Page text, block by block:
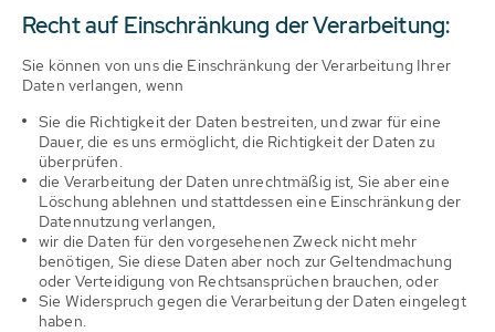
Recht auf Einschränkung der Verarbeitung:
Sie können von uns die Einschränkung der Verarbeitung Ihrer
Daten verlangen, wenn
Sie die Richtigkeit der Daten bestreiten, und zwar für eine
Dauer, die es uns ermöglicht, die Richtigkeit der Daten zu
überprüfen.
die Verarbeitung der Daten unrechtmäßig ist, Sie aber eine
Löschung ablehnen und stattdessen eine Einschränkung der
Datennutzung verlangen,
wir die Daten für den vorgesehenen Zweck nicht mehr
benötigen, Sie diese Daten aber noch zur Geltendmachung
oder Verteidigung von Rechtsansprüchen brauchen, oder
Sie Widerspruch gegen die Verarbeitung der Daten eingelegt
haben.